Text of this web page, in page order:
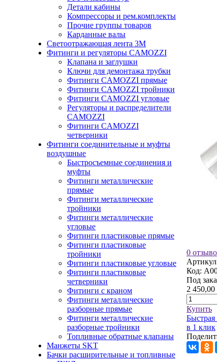
Детали кабины
Компрессоры и рем.комплекты
Прочие группы товаров
Карданные валы
Светоотражающая лента 3М
Фитинги и регуляторы CAMOZZI
Клапана и заглушки
Ключи для демонтажа трубки
Фитинги CAMOZZI прямые
Фитинги CAMOZZI тройники
Фитинги CAMOZZI угловые
Регуляторы и распределители
CAMOZZI
Фитинги CAMOZZI
четверники
Фитинги соединительные и муфты
воздушные
Быстросъемные соединения и
муфты
Фитинги металлические
прямые
Фитинги металлические
тройники
Фитинги металлические
угловые
Фитинги пластиковые прямые
Фитинги пластиковые
тройники
Фитинги пластиковые угловые
Фитинги пластиковые
четверники
Фитинги с краном
Фитинги металлические
разборные прямые
Фитинги металлические
разборные тройники
Топливные обратные клапаны
Манжеты SKT
Бачки расширительные и топливные
0
Код:
Под
2 450,00
Купить
Быстрая
в 1 клик